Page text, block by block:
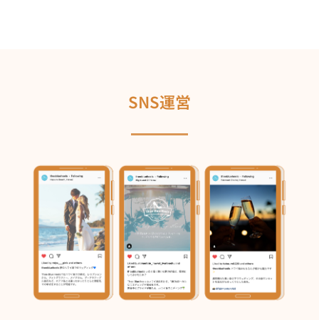
SNS運営